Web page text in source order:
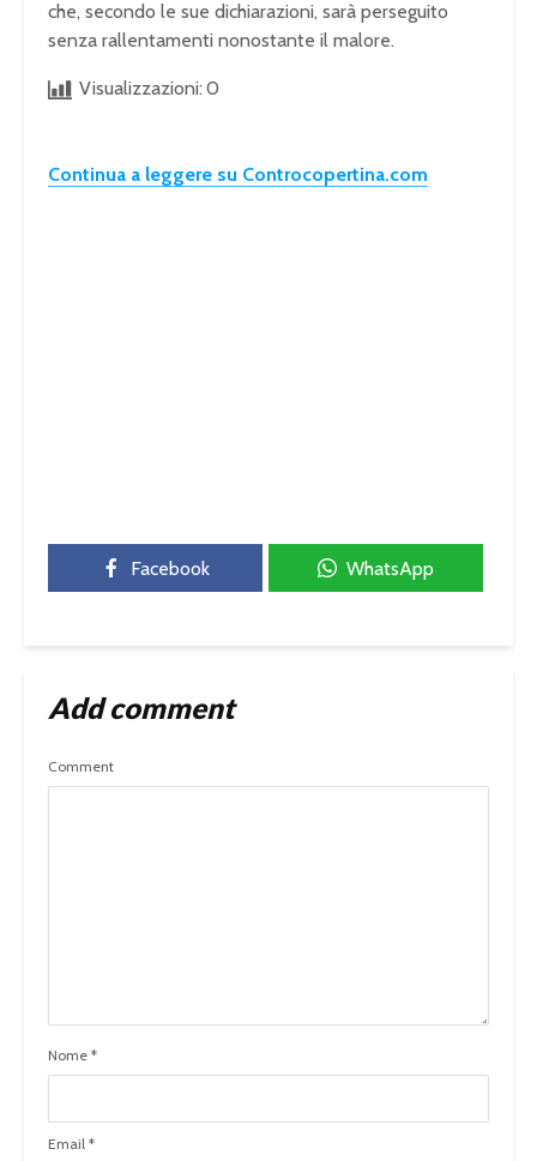
che, secondo le sue dichiarazioni, sarà perseguito
senza rallentamenti nonostante il malore.
Visualizzazioni: 0
Continua a leggere su Controcopertina.com
Facebook WhatsApp
Add comment
Comment
Nome *
Email *